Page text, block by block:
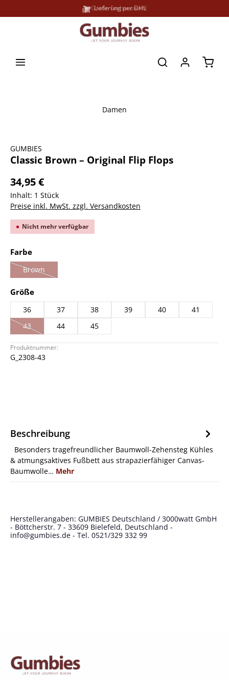
Große Farbauswahl
Lieferung per DHL
Damen
GUMBIES
Classic Brown – Original Flip Flops
34,95 €
Inhalt: 1 Stück
Preise inkl. MwSt. zzgl. Versandkosten
Nicht mehr verfügbar
Farbeauswählen
Brown
(Diese Option ist zurzeit nicht verfügbar.)
Größeauswählen
36 37 38 39 40
41
43
(Diese Option ist zurzeit nicht verfügbar.)
44 45
Produktnummer:
G_2308-43
Beschreibung
Besonders tragefreundlicher Baumwoll-Zehensteg Kühles
& atmungsaktives Fußbett aus strapazierfähiger Canvas-
Baumwolle… Mehr
Herstellerangaben: GUMBIES Deutschland / 3000watt GmbH
- Böttcherstr. 7 - 33609 Bielefeld, Deutschland -
info@gumbies.de - Tel. 0521/329 332 99